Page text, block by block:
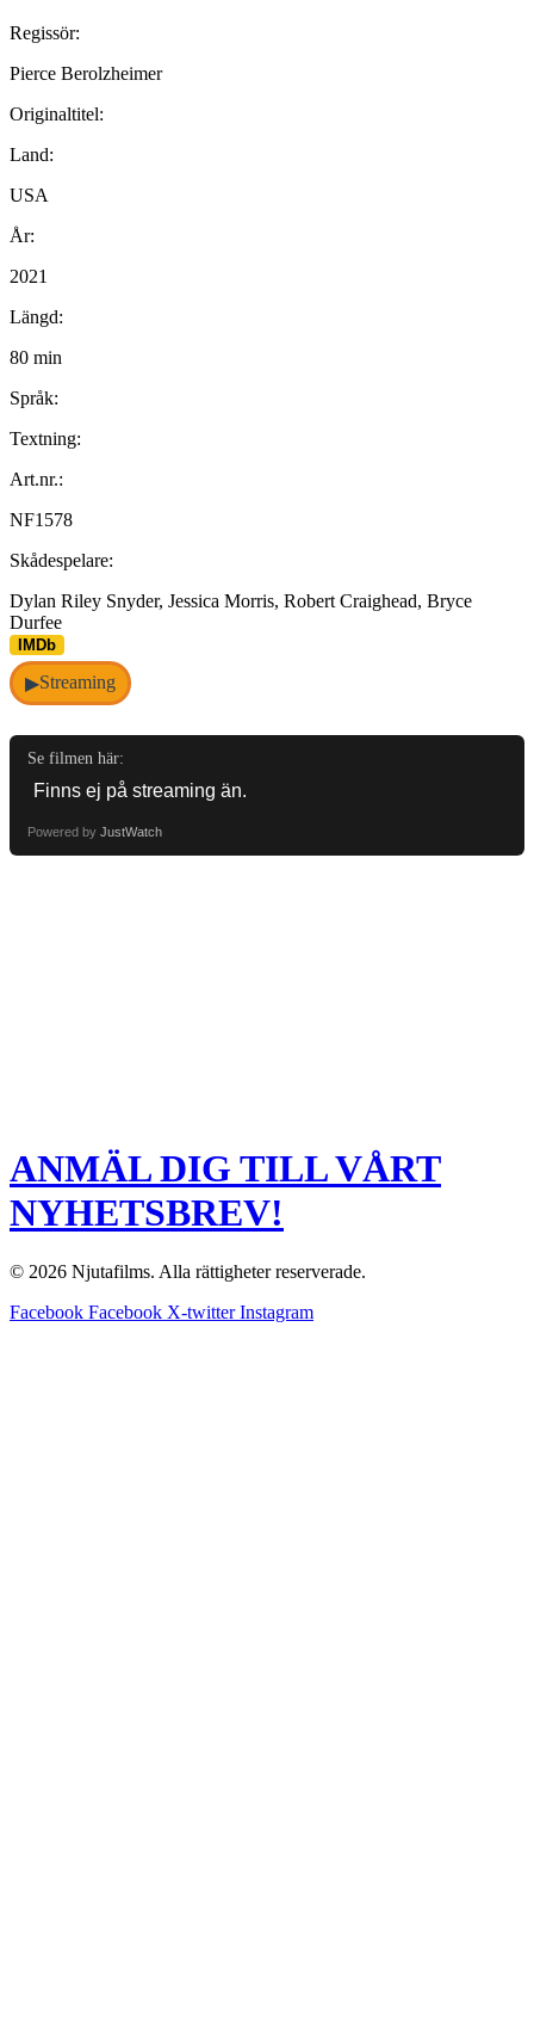
Regissör:
Pierce Berolzheimer
Originaltitel:
Land:
USA
År:
2021
Längd:
80 min
Språk:
Textning:
Art.nr.:
NF1578
Skådespelare:
Dylan Riley Snyder, Jessica Morris, Robert Craighead, Bryce
Durfee
IMDb
▶Streaming
Se filmen här:
Powered by JustWatch
ANMÄL DIG TILL VÅRT
NYHETSBREV!
© 2026 Njutafilms. Alla rättigheter reserverade.
Facebook Facebook X-twitter Instagram